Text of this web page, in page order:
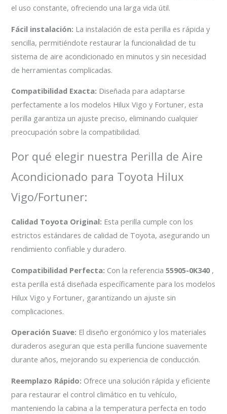
el uso constante, ofreciendo una larga vida útil.
Fácil instalación: La instalación de esta perilla es rápida y
sencilla, permitiéndote restaurar la funcionalidad de tu
sistema de aire acondicionado en minutos y sin necesidad
de herramientas complicadas.
Compatibilidad Exacta: Diseñada para adaptarse
perfectamente a los modelos Hilux Vigo y Fortuner, esta
perilla garantiza un ajuste preciso, eliminando cualquier
preocupación sobre la compatibilidad.
Por qué elegir nuestra Perilla de Aire
Acondicionado para Toyota Hilux
Vigo/Fortuner:
Calidad Toyota Original: Esta perilla cumple con los
estrictos estándares de calidad de Toyota, asegurando un
rendimiento confiable y duradero.
Compatibilidad Perfecta: Con la referencia55905-0K340,
esta perilla está diseñada específicamente para los modelos
Hilux Vigo y Fortuner, garantizando un ajuste sin
complicaciones.
Operación Suave: El diseño ergonómico y los materiales
duraderos aseguran que esta perilla funcione suavemente
durante años, mejorando su experiencia de conducción.
Reemplazo Rápido: Ofrece una solución rápida y eficiente
para restaurar el control climático en tu vehículo,
manteniendo la cabina a la temperatura perfecta en todo